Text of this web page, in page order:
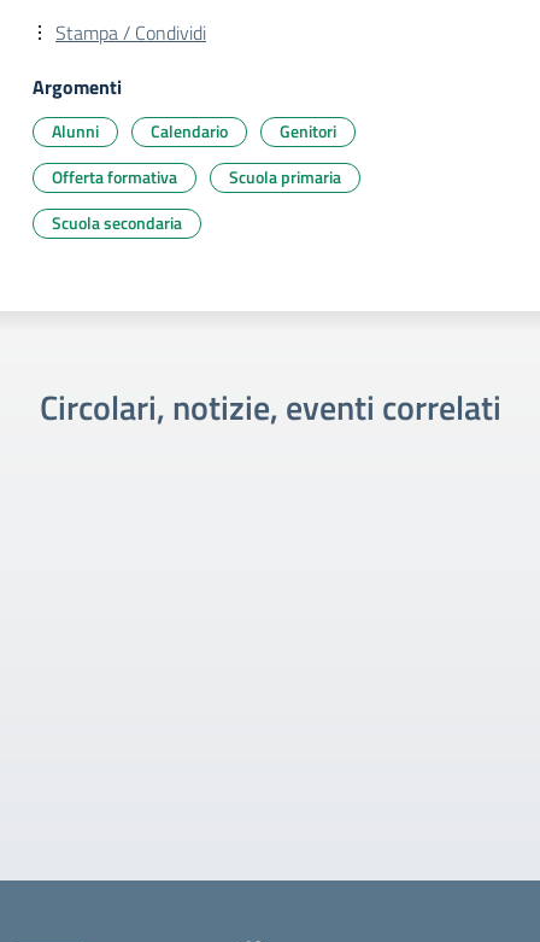
Stampa / Condividi
Argomenti
Alunni Calendario
Genitori
Offerta formativa
Scuola primaria
Scuola secondaria
Circolari, notizie, eventi correlati